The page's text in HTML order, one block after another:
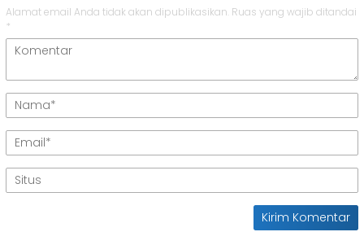
Alamat email Anda tidak akan dipublikasikan. Ruas yang wajib ditandai
*